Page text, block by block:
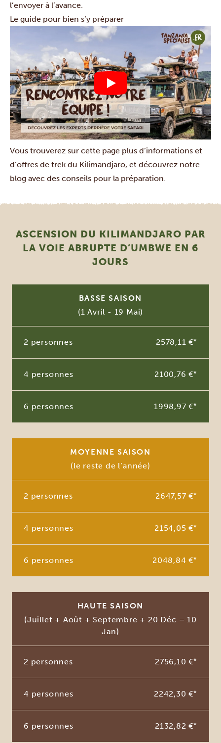
l’envoyer à l’avance.
Le guide pour bien s’y préparer
Vous trouverez sur cette page plus d’informations et
d’offres de trek du Kilimandjaro, et découvrez notre
blog avec des conseils pour la préparation.
ASCENSION DU KILIMANDJARO PAR
LA VOIE ABRUPTE D’UMBWE EN 6
JOURS
BASSE SAISON
(1 Avril - 19 Mai)
2 personnes 2578,11 €*
4 personnes 2100,76 €*
6 personnes 1998,97 €*
MOYENNE SAISON
(le reste de l’année)
2 personnes 2647,57 €*
4 personnes 2154,05 €*
6 personnes 2048,84 €*
HAUTE SAISON
(Juillet + Août + Septembre + 20 Déc – 10
Jan)
2 personnes 2756,10 €*
4 personnes 2242,30 €*
6 personnes 2132,82 €*